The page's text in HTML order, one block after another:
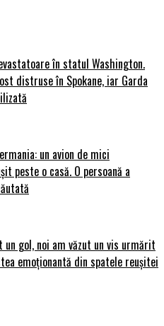
în statul Washington.
distruse în Spokane, iar Garda
un avion de mici
peste o casă. O persoană a
un gol, noi am văzut un vis urmărit
emoționantă din spatele reușitei